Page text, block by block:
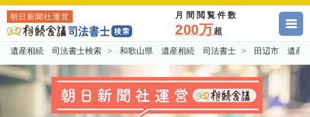
朝日新聞社運営 月間閲覧件数
200万超
遺産相続 司法書士検索 和歌山県 遺産相続 司法書士 田辺市 遺産